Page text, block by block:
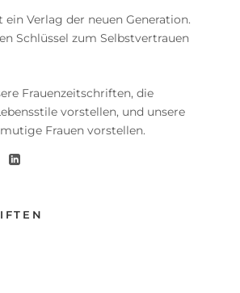
ein Verlag der neuen Generation.
Schlüssel zum Selbstvertrauen
Frauenzeitschriften, die
vorstellen, und unsere
Frauen vorstellen.